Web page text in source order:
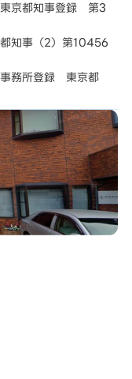
京都知事登録 第3
知事（2）第10456
事務所登録 東京都